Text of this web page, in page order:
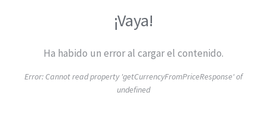
¡Vaya!
Ha habido un error al cargar el contenido.
Error: Cannot read property 'getCurrencyFromPriceResponse' of
undefined